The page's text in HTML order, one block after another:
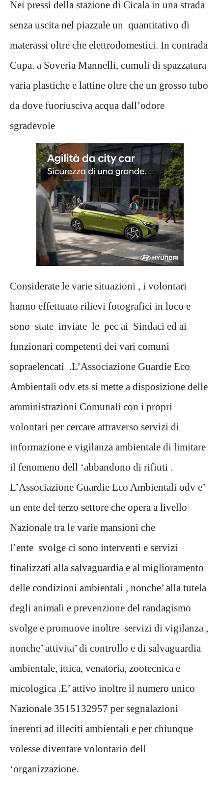
Nei pressi della stazione di Cicala in una strada
senza uscita nel piazzale un quantitativo di
materassi oltre che elettrodomestici. In contrada
Cupa. a Soveria Mannelli, cumuli di spazzatura
varia plastiche e lattine oltre che un grosso tubo
da dove fuoriusciva acqua dall’odore
sgradevole
Considerate le varie situazioni , i volontari
hanno effettuato rilievi fotografici in loco e
sono state inviate le pec ai Sindaci ed ai
funzionari competenti dei vari comuni
sopraelencati .L’Associazione Guardie Eco
Ambientali odv ets si mette a disposizione delle
amministrazioni Comunali con i propri
volontari per cercare attraverso servizi di
informazione e vigilanza ambientale di limitare
il fenomeno dell ‘abbandono di rifiuti .
L’Associazione Guardie Eco Ambientali odv e’
un ente del terzo settore che opera a livello
Nazionale tra le varie mansioni che
l’ente svolge ci sono interventi e servizi
finalizzati alla salvaguardia e al miglioramento
delle condizioni ambientali , nonche’ alla tutela
degli animali e prevenzione del randagismo
svolge e promuove inoltre servizi di vigilanza ,
nonche’ attivita’ di controllo e di salvaguardia
ambientale, ittica, venatoria, zootecnica e
micologica .E’ attivo inoltre il numero unico
Nazionale 3515132957 per segnalazioni
inerenti ad illeciti ambientali e per chiunque
volesse diventare volontario dell
‘organizzazione.